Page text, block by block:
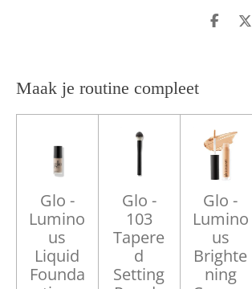
D
D
Maak je routine compleet
Glo -
Lumino
us
Liquid
Founda
Glo -
103
Tapere
d
Setting
Glo -
Lumino
us
Brighte
ning